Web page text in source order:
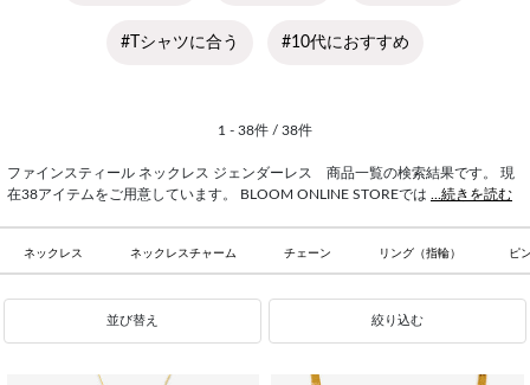
#Tシャツに合う #10代におすすめ
1 - 38件 / 38件
ファインスティール ネックレス ジェンダーレス 商品一覧の検索結果です。 現
在38アイテムをご用意しています。 BLOOM ONLINE STOREでは ...続きを読む
ネックレス ネックレスチャーム チェーン リング（指輪） ピ
並び替え 絞り込む